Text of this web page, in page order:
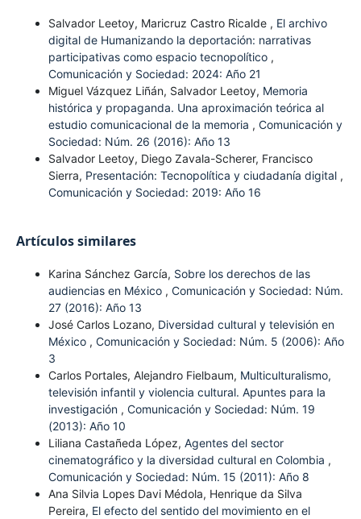
Salvador Leetoy, Maricruz Castro Ricalde , El archivo
digital de Humanizando la deportación: narrativas
participativas como espacio tecnopolítico ,
Comunicación y Sociedad: 2024: Año 21
Miguel Vázquez Liñán, Salvador Leetoy, Memoria
histórica y propaganda. Una aproximación teórica al
estudio comunicacional de la memoria , Comunicación y
Sociedad: Núm. 26 (2016): Año 13
Salvador Leetoy, Diego Zavala-Scherer, Francisco
Sierra, Presentación: Tecnopolítica y ciudadanía digital ,
Comunicación y Sociedad: 2019: Año 16
Artículos similares
Karina Sánchez García, Sobre los derechos de las
audiencias en México , Comunicación y Sociedad: Núm.
27 (2016): Año 13
José Carlos Lozano, Diversidad cultural y televisión en
México , Comunicación y Sociedad: Núm. 5 (2006): Año
3
Carlos Portales, Alejandro Fielbaum, Multiculturalismo,
televisión infantil y violencia cultural. Apuntes para la
investigación , Comunicación y Sociedad: Núm. 19
(2013): Año 10
Liliana Castañeda López, Agentes del sector
cinematográfico y la diversidad cultural en Colombia ,
Comunicación y Sociedad: Núm. 15 (2011): Año 8
Ana Silvia Lopes Davi Médola, Henrique da Silva
Pereira, El efecto del sentido del movimiento en el